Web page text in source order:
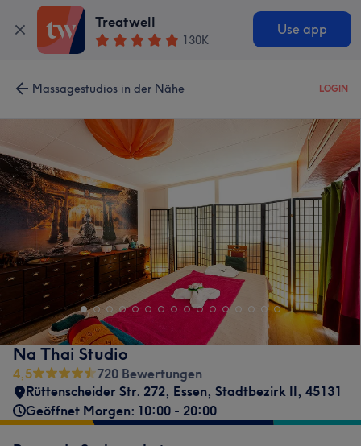
Treatwell
130K
Use app
Massagestudios in der Nähe LOGIN
Na Thai Studio
4,5
720 Bewertungen
Rüttenscheider Str. 272, Essen, Stadtbezirk II, 45131
Geöffnet Morgen: 10:00 - 20:00